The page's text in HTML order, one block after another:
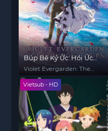
Búp Bê Ký Ức: Hồi Ức
Không Quên
Violet Evergarden: The
Movie
Vietsub - HD